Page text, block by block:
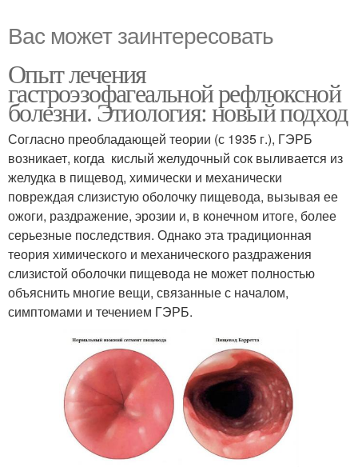
Вас может заинтересовать
Опыт лечения
гастроэзофагеальной рефлюксной
болезни. Этиология: новый подход
Согласно преобладающей теории (с 1935 г.), ГЭРБ
возникает, когда кислый желудочный сок выливается из
желудка в пищевод, химически и механически
повреждая слизистую оболочку пищевода, вызывая ее
ожоги, раздражение, эрозии и, в конечном итоге, более
серьезные последствия. Однако эта традиционная
теория химического и механического раздражения
слизистой оболочки пищевода не может полностью
объяснить многие вещи, связанные с началом,
симптомами и течением ГЭРБ.